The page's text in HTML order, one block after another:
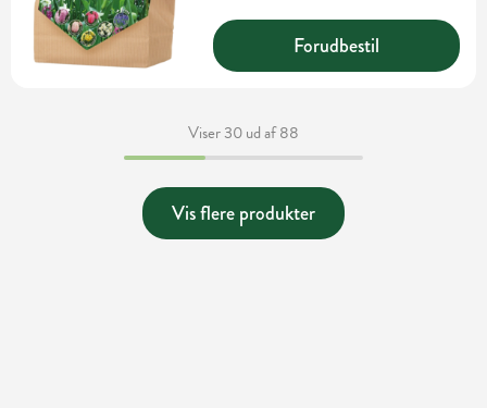
Forudbestil
Viser 30 ud af 88
Vis flere produkter